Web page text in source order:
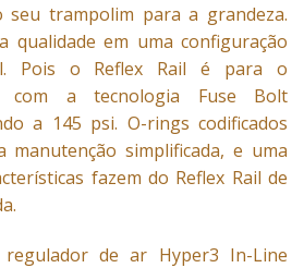
seu trampolim para a grandeza.
qualidade em uma configuração
Pois o Reflex Rail é para o
com a tecnologia Fuse Bolt
a 145 psi. O-rings codificados
simplificada, e uma
fazem do Reflex Rail de
de ar Hyper3 In-Line